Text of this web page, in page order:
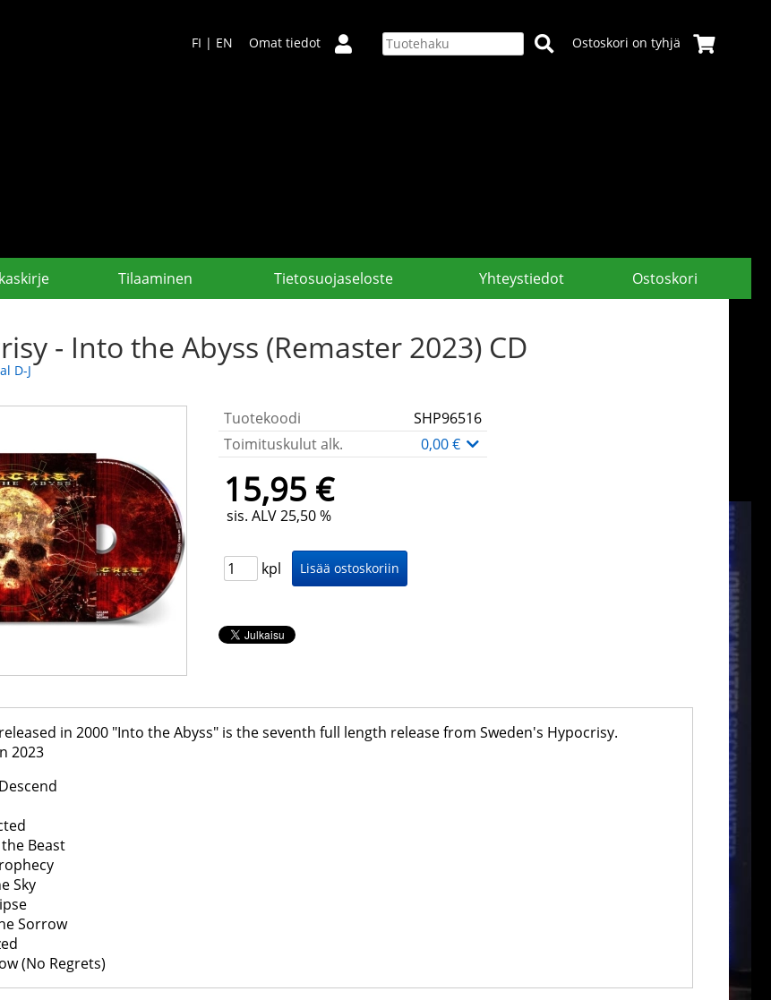
FI | EN Omat tiedot Ostoskori on tyhjä
Tilaaminen Tietosuojaseloste Yhteystiedot Ostoskori
- Into the Abyss (Remaster 2023) CD
D-J
Tuotekoodi
SHP96516
Toimituskulut alk.
0,00 €
15,95 €
sis. ALV 25,50 %
kpl
in 2000 "Into the Abyss" is the seventh full length release from Sweden's Hypocrisy.
2023
Beast
Sky
Sorrow
(No Regrets)